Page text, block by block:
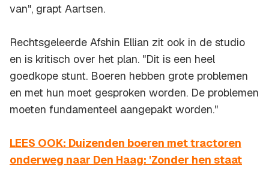
van", grapt Aartsen.
Rechtsgeleerde Afshin Ellian zit ook in de studio
en is kritisch over het plan. "Dit is een heel
goedkope stunt. Boeren hebben grote problemen
en met hun moet gesproken worden. De problemen
moeten fundamenteel aangepakt worden."
LEES OOK: Duizenden boeren met tractoren
onderweg naar Den Haag: 'Zonder hen staat